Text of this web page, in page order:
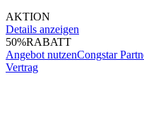
AKTION
Details anzeigen
50%RABATT
Angebot nutzenCongstar
Vertrag